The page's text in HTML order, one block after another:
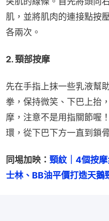
肌，並將肌肉的連接點按
各兩次。
2. 頸部按摩
先在手指上抹一些乳液幫
拳，保持微笑、下巴上抬
摩，注意不是用指關節喔
環，從下巴下方一直到鎖
同埸加映： 頸紋｜4個按
士林、BB油平價打造天鵝